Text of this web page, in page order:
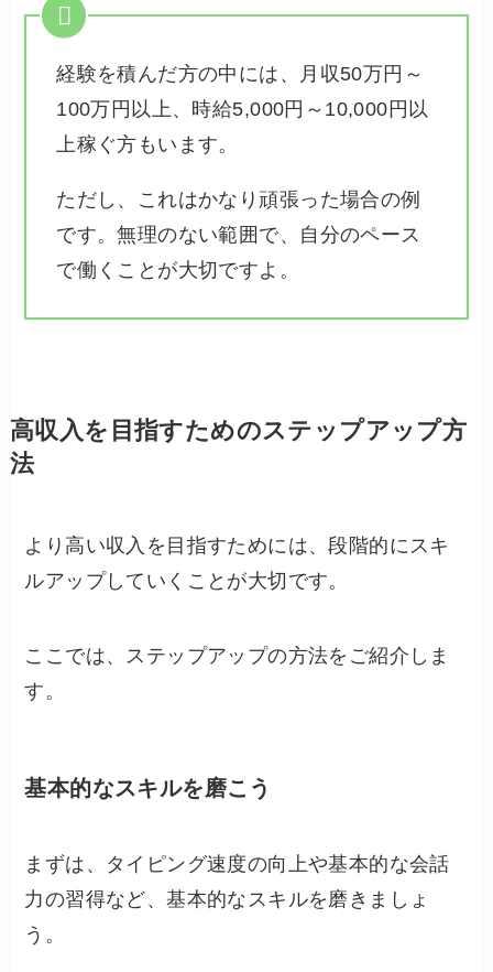
経験を積んだ方の中には、月収50万円～
100万円以上、時給5,000円～10,000円以
上稼ぐ方もいます。
ただし、これはかなり頑張った場合の例
です。無理のない範囲で、自分のペース
で働くことが大切ですよ。
高収入を目指すためのステップアップ方
法
より高い収入を目指すためには、段階的にスキ
ルアップしていくことが大切です。
ここでは、ステップアップの方法をご紹介しま
す。
基本的なスキルを磨こう
まずは、タイピング速度の向上や基本的な会話
力の習得など、基本的なスキルを磨きましょ
う。